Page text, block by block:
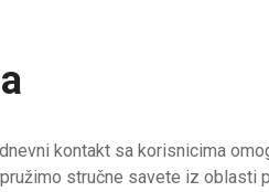
kontakt sa korisnicima
stručne savete iz oblasti